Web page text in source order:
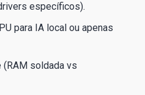
específicos).
para IA local ou apenas
(RAM soldada vs